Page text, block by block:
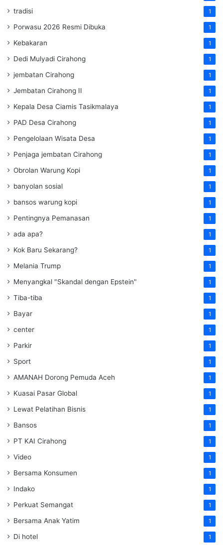
tradisi 1
Porwasu 2026 Resmi Dibuka 1
Kebakaran 1
Dedi Mulyadi Cirahong 1
jembatan Cirahong 1
Jembatan Cirahong II 1
Kepala Desa Ciamis Tasikmalaya 1
PAD Desa Cirahong 1
Pengelolaan Wisata Desa 1
Penjaga jembatan Cirahong 1
Obrolan Warung Kopi 1
banyolan sosial 1
bansos warung kopi 1
Pentingnya Pemanasan 1
ada apa? 1
Kok Baru Sekarang? 1
Melania Trump 1
Menyangkal "Skandal dengan Epstein" 1
Tiba-tiba 1
Bayar 1
center 1
Parkir 1
Sport 1
AMANAH Dorong Pemuda Aceh 1
Kuasai Pasar Global 1
Lewat Pelatihan Bisnis 1
Bansos 1
PT KAI Cirahong 1
Video 1
Bersama Konsumen 1
Indako 1
Perkuat Semangat 1
Bersama Anak Yatim 1
Di hotel 1